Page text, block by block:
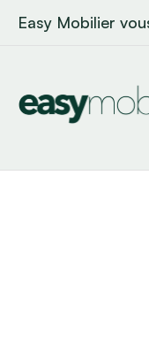
Easy Mobilier